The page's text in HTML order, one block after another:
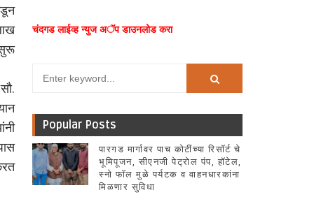
चंदगड लाईव्ह न्युज अॅप डाउनलोड करा
Popular Posts
पारगड मार्गावर पाच कोटींच्या रिसॉर्ट चे
भूमिपूजन, सीएनजी पेट्रोल पंप, हॉटेल,
स्नो फॉल मुळे पर्यटक व वाहनधारकांना
मिळणार सुविधा